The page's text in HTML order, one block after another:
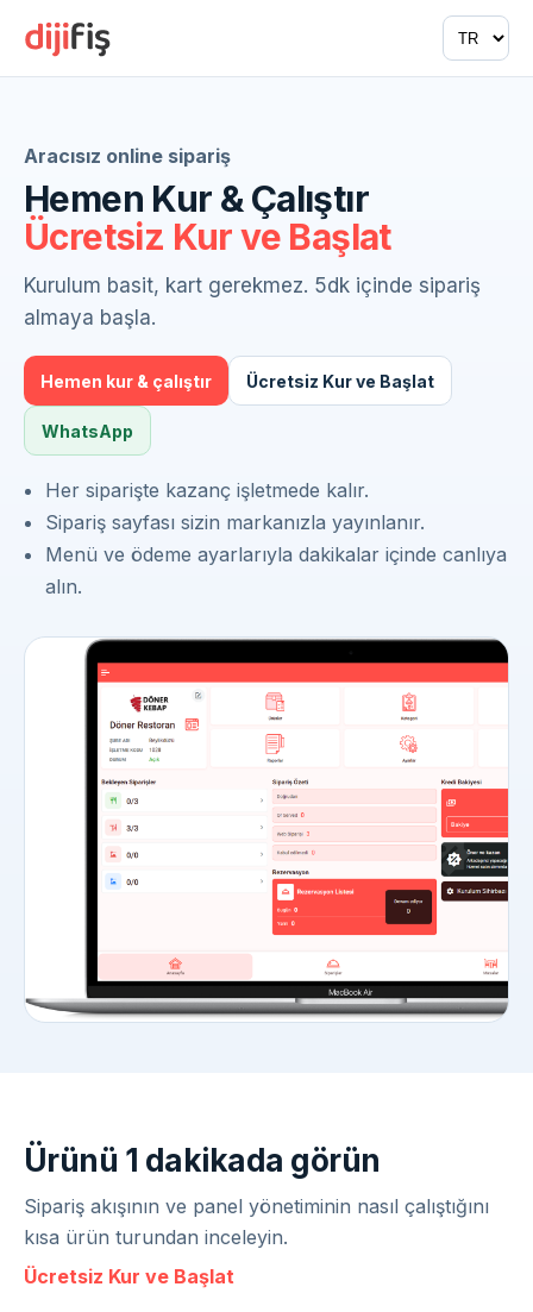
Aracısız online sipariş
Hemen Kur & Çalıştır
Ücretsiz Kur ve Başlat
Kurulum basit, kart gerekmez. 5dk içinde sipariş
almaya başla.
Hemen kur & çalıştır Ücretsiz Kur ve Başlat
WhatsApp
Her siparişte kazanç işletmede kalır.
Sipariş sayfası sizin markanızla yayınlanır.
Menü ve ödeme ayarlarıyla dakikalar içinde canlıya
alın.
Ürünü 1 dakikada görün
Sipariş akışının ve panel yönetiminin nasıl çalıştığını
kısa ürün turundan inceleyin.
Ücretsiz Kur ve Başlat